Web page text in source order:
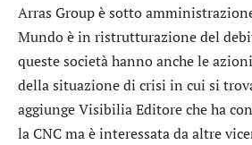
Arras Groupè sotto
Mundoè in ristrutturazione del
queste società hanno anche le
della situazione di crisi in cui si
aggiungeVisibilia Editoreche ha
la CNC ma è interessata da altre